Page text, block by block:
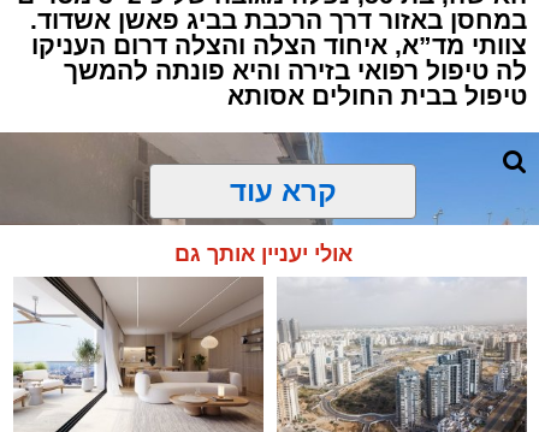
למקום הוזעקו מיד צוותי רפואה ומתנדבים של
ארגון "איחוד הצלה". החובשים והפרמדיקים
הכרה, ופתחו מיידית בפעולות החייאה מתקדמות,
הכוללות עיסויי לב ושימוש במפעם (דפיברילטור).
בזכות התושייה והפעילות המהירה והמקצועית של
הצוותים בשטח, ליבו של הגבר שב לפעום.
לאחר ייצוב מצבו הראשוני, הוא פונה באמבולנס
לבית חולים להמשך קבלת טיפול רפואי כשמצבו
מוגדר יציב.
במחסן באזור דרך הרכבת בביג פאשן אשדוד.
צוותי מד”א, איחוד הצלה והצלה דרום העניקו
לה טיפול רפואי בזירה והיא פונתה להמשך
טיפול בבית החולים אסותא
קרא עוד
אולי יעניין אותך גם